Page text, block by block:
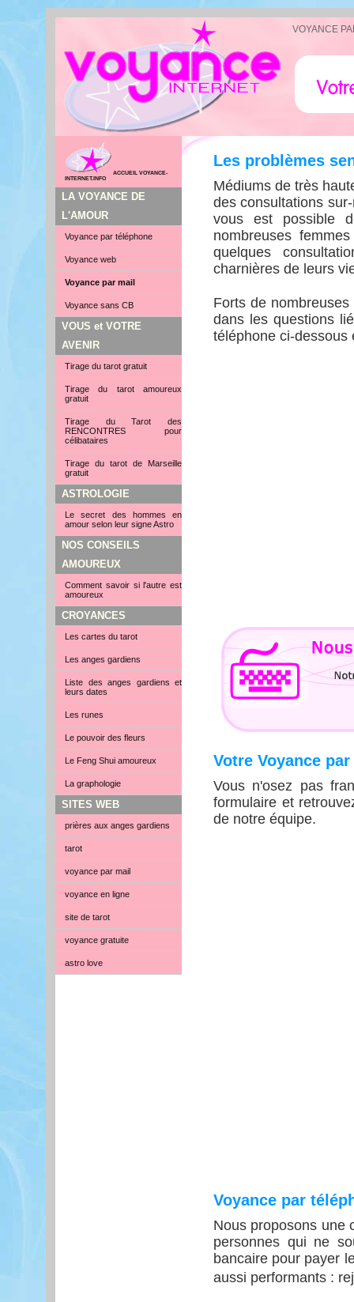
VOYANCE
ACCUEIL VOYANCE-
INTERNET.INFO
LA VOYANCE DE
L'AMOUR
Voyance par téléphone
Voyance web
Voyance par mail
Voyance sans CB
VOUS et VOTRE
AVENIR
Tirage du tarot gratuit
Tirage du tarot amoureux
gratuit
Tirage du Tarot des
RENCONTRES pour
célibataires
Tirage du tarot de Marseille
gratuit
ASTROLOGIE
Le secret des hommes en
amour selon leur signe Astro
NOS CONSEILS
AMOUREUX
Comment savoir si l'autre est
amoureux
CROYANCES
Les cartes du tarot
Les anges gardiens
Liste des anges gardiens et
leurs dates
Les runes
Le pouvoir des fleurs
Le Feng Shui amoureux
La graphologie
SITES WEB
prières aux anges gardiens
tarot
voyance par mail
voyance en ligne
site de tarot
voyance gratuite
astro love
Les problèmes
Médiums de très
des consultations
vous est possible
nombreuses
quelques
charnières de leurs
Forts de
dans les questions
téléphone ci-dessous
Votre Voyance
Vous n'osez pas
formulaire et
de notre équipe.
Voyance par
Nous proposons une
personnes qui ne
bancaire pour payer
aussi performants :